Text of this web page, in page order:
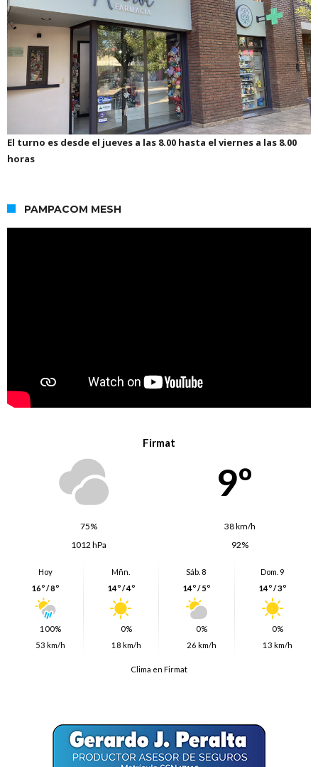
El turno es desde el jueves a las 8.00 hasta el viernes a las 8.00
horas
PAMPACOM MESH
Firmat
9º
75%
38 km/h
1012 hPa
92%
Hoy
16º / 8º
100%
53 km/h
Mñn.
14º / 4º
0%
18 km/h
Sáb. 8
14º / 5º
0%
26 km/h
Dom. 9
14º / 3º
0%
13 km/h
Clima en Firmat